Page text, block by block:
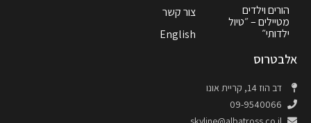
הורים וילדים
מטיילים – ״טיול
ילדותי״
צור קשר
English
אלבטרוס
דב הוז 14, קריית אונו
09-9540066